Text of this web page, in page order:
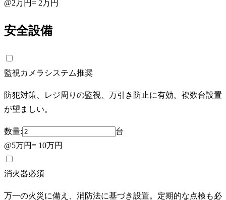
@2万円= 2万円
安全設備
監視カメラシステム推奨
防犯対策、レジ周りの監視、万引き防止に有効。複数台設置
が望ましい。
数量:
台
@5万円= 10万円
消火器必須
万一の火災に備え、消防法に基づき設置。定期的な点検も必